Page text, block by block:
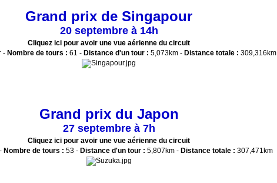
Grand prix de Singapour
20 septembre à 14h
Cliquez ici pour avoir une vue aérienne du circuit
- Nombre de tours : 61 - Distance d'un tour : 5,073km - Distance totale : 309,316km
Grand prix du Japon
27 septembre à 7h
Cliquez ici pour avoir une vue aérienne du circuit
Nombre de tours : 53 - Distance d'un tour : 5,807km - Distance totale : 307,471km